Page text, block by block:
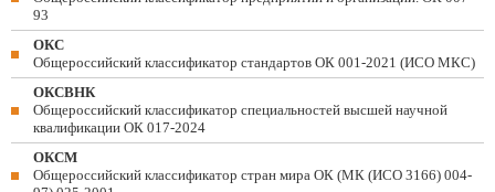
93
ОКС
Общероссийский классификатор стандартов ОК 001-2021 (ИСО МКС)
ОКСВНК
Общероссийский классификатор специальностей высшей научной
квалификации ОК 017-2024
ОКСМ
Общероссийский классификатор стран мира ОК (МК (ИСО 3166) 004-